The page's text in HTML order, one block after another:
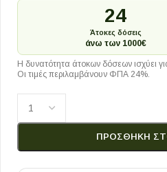
24
Άτοκες δόσεις
άνω των 1000€
Η δυνατότητα άτοκων δόσεων ισχύει
Οι τιμές περιλαμβάνουν ΦΠΑ 24%.
ΠΡΟΣΘΉΚΗ